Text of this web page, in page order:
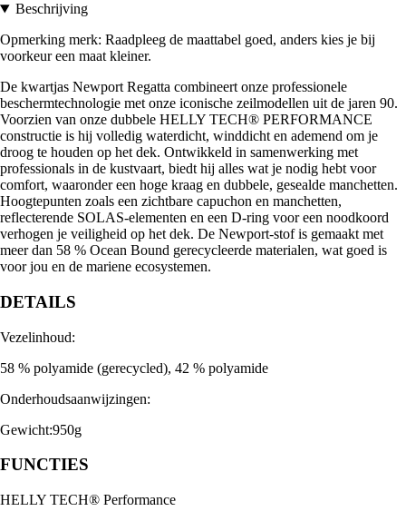
Beschrijving
Opmerking merk: Raadpleeg de maattabel goed, anders kies je bij
voorkeur een maat kleiner.
De kwartjas Newport Regatta combineert onze professionele
beschermtechnologie met onze iconische zeilmodellen uit de jaren 90.
Voorzien van onze dubbele HELLY TECH® PERFORMANCE
constructie is hij volledig waterdicht, winddicht en ademend om je
droog te houden op het dek. Ontwikkeld in samenwerking met
professionals in de kustvaart, biedt hij alles wat je nodig hebt voor
comfort, waaronder een hoge kraag en dubbele, gesealde manchetten.
Hoogtepunten zoals een zichtbare capuchon en manchetten,
reflecterende SOLAS-elementen en een D-ring voor een noodkoord
verhogen je veiligheid op het dek. De Newport-stof is gemaakt met
meer dan 58 % Ocean Bound gerecycleerde materialen, wat goed is
voor jou en de mariene ecosystemen.
DETAILS
Vezelinhoud:
58 % polyamide (gerecycled), 42 % polyamide
Onderhoudsaanwijzingen:
Gewicht:950g
FUNCTIES
HELLY TECH® Performance